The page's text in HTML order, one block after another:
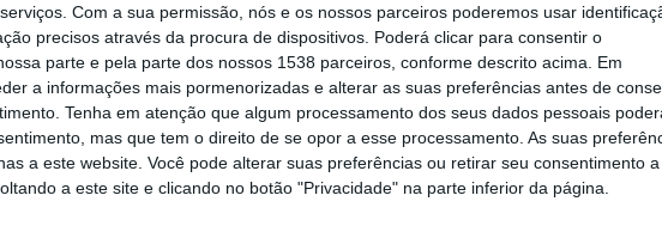
Com a sua permissão, nós e os nossos parceiros poderemos usar
precisos através da procura de dispositivos. Poderá clicar para consentir o
parte e pela parte dos nossos 1538 parceiros, conforme descrito acima. Em
a informações mais pormenorizadas e alterar as suas preferências antes de
Tenha em atenção que algum processamento dos seus dados pessoais
mas que tem o direito de se opor a esse processamento. As suas
a este website. Você pode alterar suas preferências ou retirar seu consentimento a
a este site e clicando no botão "Privacidade" na parte inferior da página.
Primera Division
58 (52,73%)
51 (46,36%)
1 (0,91%)
Ver ranking completo